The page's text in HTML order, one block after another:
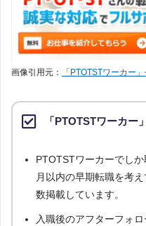
画像引用元： 「PTOTSTワーカー
「PTOTSTワーカー
PTOTSTワーカーでし
月以内の早期転職を考
数掲載しています。
入職後のアフターフォ